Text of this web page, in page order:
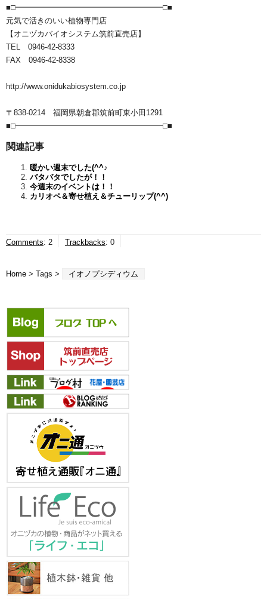
■□━━━━━━━━━━━━━━━━━━━□■
元気で活きのいい植物専門店
【オニヅカバイオシステム筑前直売店】
TEL 0946-42-8333
FAX 0946-42-8338
http://www.onidukabiosystem.co.jp
〒838-0214 福岡県朝倉郡筑前町東小田1291
■□━━━━━━━━━━━━━━━━━━━□■
関連記事
暖かい週末でした(^^♪
バタバタでしたが！！
今週末のイベントは！！
カリオペ＆寄せ植え＆チューリップ(^^)
Comments: 2 Trackbacks: 0
Home > Tags > イオノプシディウム